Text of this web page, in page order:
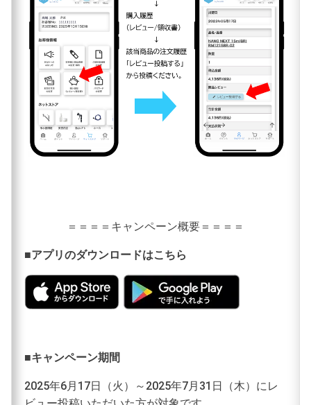
＝＝＝＝キャンペーン概要＝＝＝＝
■アプリのダウンロードはこちら
■キャンペーン期間
2025年6月17日（火）～2025年7月31日（木）にレ